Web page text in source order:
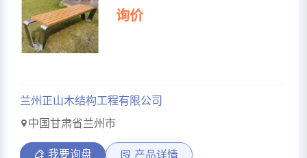
询价
兰州正山木结构工程有限公司
中国甘肃省兰州市
我要询盘 产品详情